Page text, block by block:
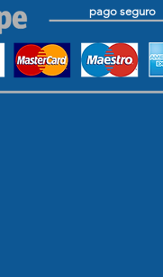
pago seguro